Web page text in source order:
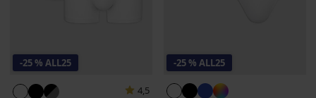
-25 % ALL25
4,5
-25 % ALL25